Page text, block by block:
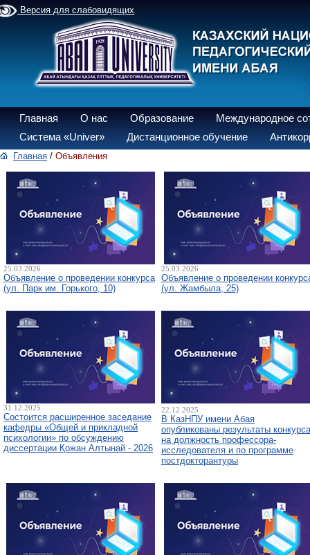
Версия для слабовидящих
Главная О нас Образование
Международное
Система «Univer»
Дистанционное обучение
Главная / Объявления
25.03.2026
Объявление о проведении конкурса
(ул. Парк им. Горького, 10)
25.03.2026
Объявление о проведении
(ул. Жамбыла, 25)
31.12.2025
Состоится расширенное заседание
кафедры «Общей и прикладной
психологии» по обсуждению
диссертации Қожан Алтынай - 2026
22.12.2025
В КазНПУ имени Абая
опубликованы результаты конкурса
на должность профессора-
исследователя и по программе
постдокторантуры